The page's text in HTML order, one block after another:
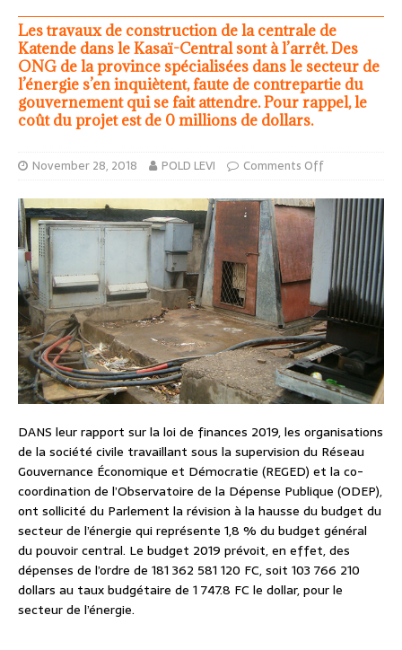
Les travaux de construction de la centrale de
Katende dans le Kasaï-Central sont à l’arrêt. Des
ONG de la province spécialisées dans le secteur de
l’énergie s’en inquiètent, faute de contrepartie du
gouvernement qui se fait attendre. Pour rappel, le
coût du projet est de 0 millions de dollars.
November 28, 2018 POLD LEVI Comments Off
DANS leur rapport sur la loi de finances 2019, les organisations
de la société civile travaillant sous la supervision du Réseau
Gouvernance Économique et Démocratie (REGED) et la co-
coordination de l’Observatoire de la Dépense Publique (ODEP),
ont sollicité du Parlement la révision à la hausse du budget du
secteur de l’énergie qui représente 1,8 % du budget général
du pouvoir central. Le budget 2019 prévoit, en effet, des
dépenses de l’ordre de 181 362 581 120 FC, soit 103 766 210
dollars au taux budgétaire de 1 747.8 FC le dollar, pour le
secteur de l’énergie.